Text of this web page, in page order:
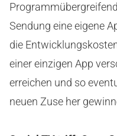
Sendung eine eigene
die
einer einzigen App
erreichen und so
neuen Zuse her